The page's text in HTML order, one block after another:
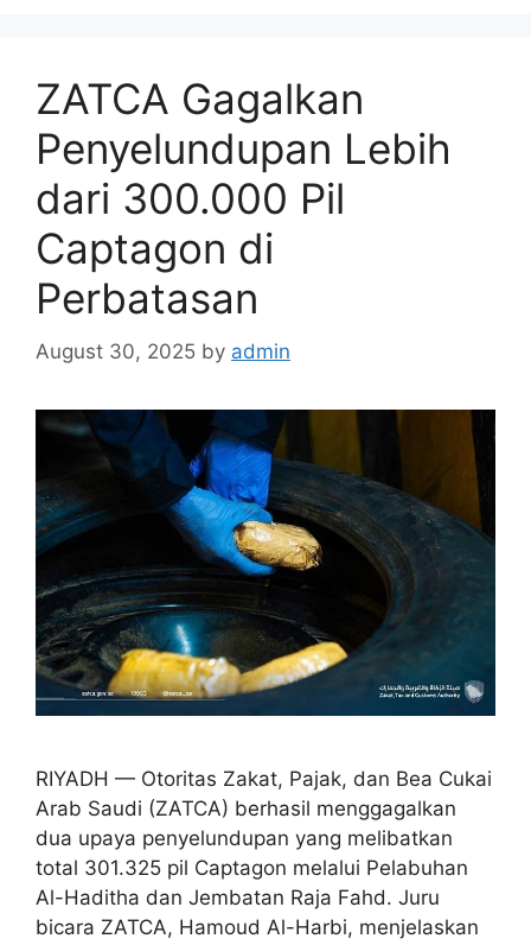
ZATCA Gagalkan
Penyelundupan Lebih
dari 300.000 Pil
Captagon di
Perbatasan
August 30, 2025 by admin
RIYADH — Otoritas Zakat, Pajak, dan Bea Cukai
Arab Saudi (ZATCA) berhasil menggagalkan
dua upaya penyelundupan yang melibatkan
total 301.325 pil Captagon melalui Pelabuhan
Al-Haditha dan Jembatan Raja Fahd. Juru
bicara ZATCA, Hamoud Al-Harbi, menjelaskan